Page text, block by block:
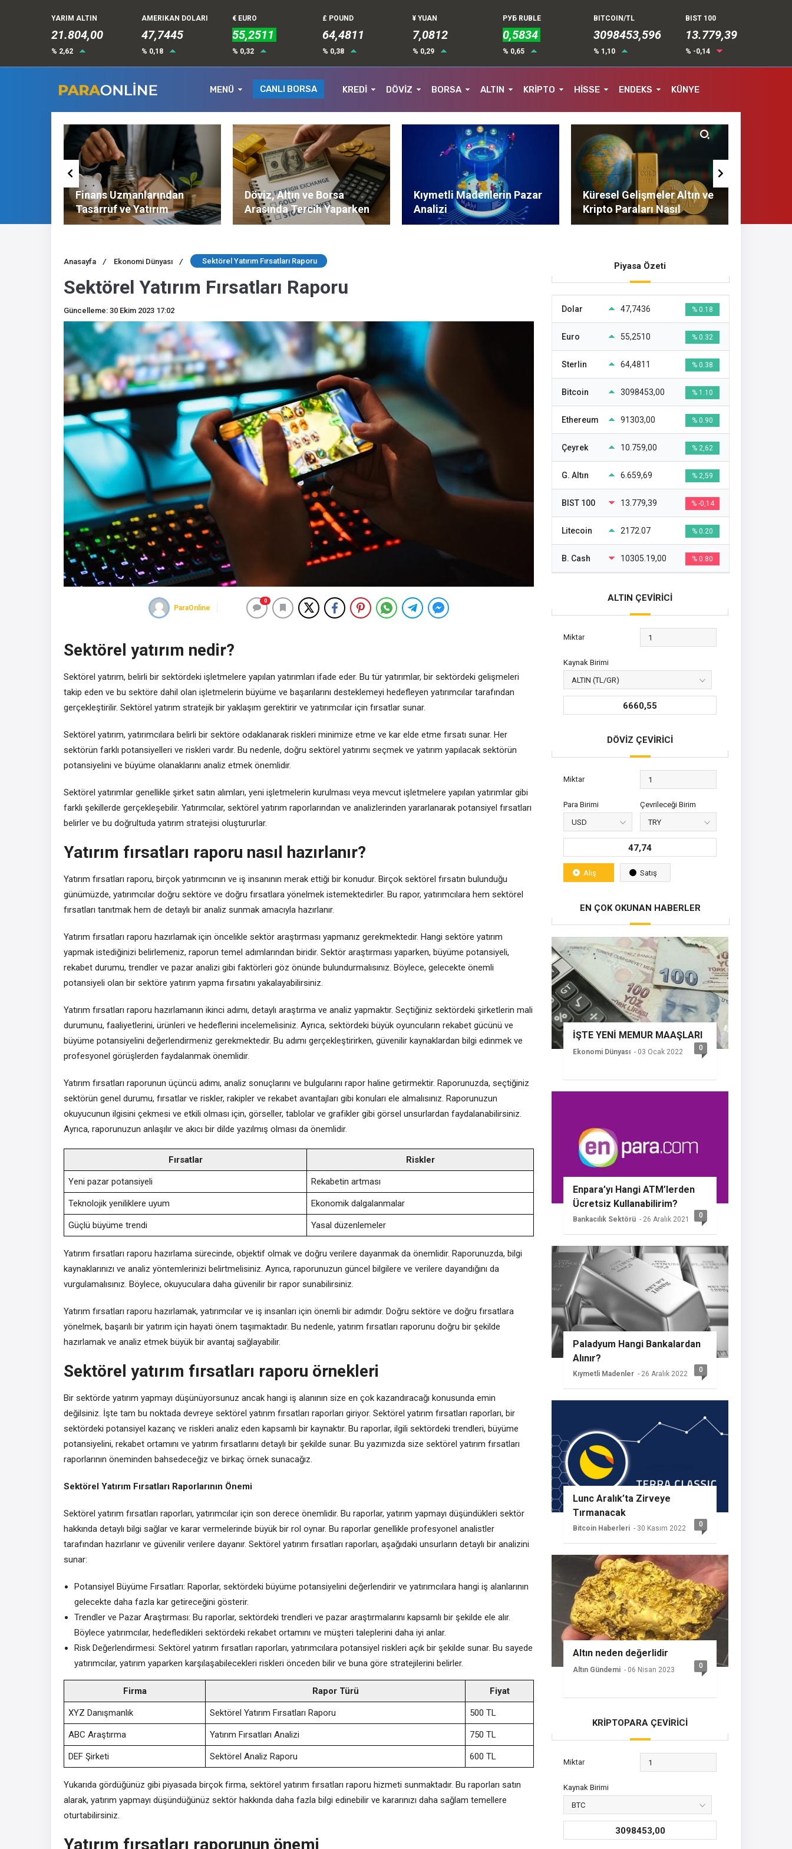
YARIM ALTIN
21.804,00
% 2,62
AMERIKAN DOLARI
47,7445
% 0,18
€ EURO
55,2511
% 0,32
£ POUND
64,4811
% 0,38
¥ YUAN
7,0812
% 0,29
РУБ RUBLE
0,5834
% 0,65
BITCOIN/TL
3098453,596
% 1,10
BIST 100
13.779,39
% -0,14
MENÜ CANLI BORSA KREDİ DÖVİZ BORSA ALTIN KRİPTO HİSSE ENDEKS KÜNYE
Finans Uzmanlarından
Tasarruf ve Yatırım
Tavsiyeleri
Döviz, Altın ve Borsa
Arasında Tercih Yaparken
Nelere Dikkat Edilmeli?
Kıymetli Madenlerin Pazar
Analizi
Küresel Gelişmeler Altın ve
Kripto Paraları Nasıl
Etkiliyor?
Anasayfa / Ekonomi Dünyası / Sektörel Yatırım Fırsatları Raporu
Sektörel Yatırım Fırsatları Raporu
Güncelleme: 30 Ekim 2023 17:02
ParaOnline
0
Sektörel yatırım nedir?
Sektörel yatırım, belirli bir sektördeki işletmelere yapılan yatırımları ifade eder. Bu tür yatırımlar, bir sektördeki gelişmeleri
takip eden ve bu sektöre dahil olan işletmelerin büyüme ve başarılarını desteklemeyi hedefleyen yatırımcılar tarafından
gerçekleştirilir. Sektörel yatırım stratejik bir yaklaşım gerektirir ve yatırımcılar için fırsatlar sunar.
Sektörel yatırım, yatırımcılara belirli bir sektöre odaklanarak riskleri minimize etme ve kar elde etme fırsatı sunar. Her
sektörün farklı potansiyelleri ve riskleri vardır. Bu nedenle, doğru sektörel yatırımı seçmek ve yatırım yapılacak sektörün
potansiyelini ve büyüme olanaklarını analiz etmek önemlidir.
Sektörel yatırımlar genellikle şirket satın alımları, yeni işletmelerin kurulması veya mevcut işletmelere yapılan yatırımlar gibi
farklı şekillerde gerçekleşebilir. Yatırımcılar, sektörel yatırım raporlarından ve analizlerinden yararlanarak potansiyel fırsatları
belirler ve bu doğrultuda yatırım stratejisi oluştururlar.
Yatırım fırsatları raporu nasıl hazırlanır?
Yatırım fırsatları raporu, birçok yatırımcının ve iş insanının merak ettiği bir konudur. Birçok sektörel fırsatın bulunduğu
günümüzde, yatırımcılar doğru sektöre ve doğru fırsatlara yönelmek istemektedirler. Bu rapor, yatırımcılara hem sektörel
fırsatları tanıtmak hem de detaylı bir analiz sunmak amacıyla hazırlanır.
Yatırım fırsatları raporu hazırlamak için öncelikle sektör araştırması yapmanız gerekmektedir. Hangi sektöre yatırım
yapmak istediğinizi belirlemeniz, raporun temel adımlarından biridir. Sektör araştırması yaparken, büyüme potansiyeli,
rekabet durumu, trendler ve pazar analizi gibi faktörleri göz önünde bulundurmalısınız. Böylece, gelecekte önemli
potansiyeli olan bir sektöre yatırım yapma fırsatını yakalayabilirsiniz.
Yatırım fırsatları raporu hazırlamanın ikinci adımı, detaylı araştırma ve analiz yapmaktır. Seçtiğiniz sektördeki şirketlerin mali
durumunu, faaliyetlerini, ürünleri ve hedeflerini incelemelisiniz. Ayrıca, sektördeki büyük oyuncuların rekabet gücünü ve
büyüme potansiyelini değerlendirmeniz gerekmektedir. Bu adımı gerçekleştirirken, güvenilir kaynaklardan bilgi edinmek ve
profesyonel görüşlerden faydalanmak önemlidir.
Yatırım fırsatları raporunun üçüncü adımı, analiz sonuçlarını ve bulgularını rapor haline getirmektir. Raporunuzda, seçtiğiniz
sektörün genel durumu, fırsatlar ve riskler, rakipler ve rekabet avantajları gibi konuları ele almalısınız. Raporunuzun
okuyucunun ilgisini çekmesi ve etkili olması için, görseller, tablolar ve grafikler gibi görsel unsurlardan faydalanabilirsiniz.
Ayrıca, raporunuzun anlaşılır ve akıcı bir dilde yazılmış olması da önemlidir.
Fırsatlar Riskler
Yeni pazar potansiyeli Rekabetin artması
Teknolojik yeniliklere uyum Ekonomik dalgalanmalar
Güçlü büyüme trendi Yasal düzenlemeler
Yatırım fırsatları raporu hazırlama sürecinde, objektif olmak ve doğru verilere dayanmak da önemlidir. Raporunuzda, bilgi
kaynaklarınızı ve analiz yöntemlerinizi belirtmelisiniz. Ayrıca, raporunuzun güncel bilgilere ve verilere dayandığını da
vurgulamalısınız. Böylece, okuyuculara daha güvenilir bir rapor sunabilirsiniz.
Yatırım fırsatları raporu hazırlamak, yatırımcılar ve iş insanları için önemli bir adımdır. Doğru sektöre ve doğru fırsatlara
yönelmek, başarılı bir yatırım için hayati önem taşımaktadır. Bu nedenle, yatırım fırsatları raporunu doğru bir şekilde
hazırlamak ve analiz etmek büyük bir avantaj sağlayabilir.
Sektörel yatırım fırsatları raporu örnekleri
Bir sektörde yatırım yapmayı düşünüyorsunuz ancak hangi iş alanının size en çok kazandıracağı konusunda emin
değilsiniz. İşte tam bu noktada devreye sektörel yatırım fırsatları raporları giriyor. Sektörel yatırım fırsatları raporları, bir
sektördeki potansiyel kazanç ve riskleri analiz eden kapsamlı bir kaynaktır. Bu raporlar, ilgili sektördeki trendleri, büyüme
potansiyelini, rekabet ortamını ve yatırım fırsatlarını detaylı bir şekilde sunar. Bu yazımızda size sektörel yatırım fırsatları
raporlarının öneminden bahsedeceğiz ve birkaç örnek sunacağız.
Sektörel Yatırım Fırsatları Raporlarının Önemi
Sektörel yatırım fırsatları raporları, yatırımcılar için son derece önemlidir. Bu raporlar, yatırım yapmayı düşündükleri sektör
hakkında detaylı bilgi sağlar ve karar vermelerinde büyük bir rol oynar. Bu raporlar genellikle profesyonel analistler
tarafından hazırlanır ve güvenilir verilere dayanır. Sektörel yatırım fırsatları raporları, aşağıdaki unsurların detaylı bir analizini
sunar:
Potansiyel Büyüme Fırsatları: Raporlar, sektördeki büyüme potansiyelini değerlendirir ve yatırımcılara hangi iş alanlarının
gelecekte daha fazla kar getireceğini gösterir.
Trendler ve Pazar Araştırması: Bu raporlar, sektördeki trendleri ve pazar araştırmalarını kapsamlı bir şekilde ele alır.
Böylece yatırımcılar, hedefledikleri sektördeki rekabet ortamını ve müşteri taleplerini daha iyi anlar.
Risk Değerlendirmesi: Sektörel yatırım fırsatları raporları, yatırımcılara potansiyel riskleri açık bir şekilde sunar. Bu sayede
yatırımcılar, yatırım yaparken karşılaşabilecekleri riskleri önceden bilir ve buna göre stratejilerini belirler.
Firma Rapor Türü Fiyat
XYZ Danışmanlık Sektörel Yatırım Fırsatları Raporu 500 TL
ABC Araştırma Yatırım Fırsatları Analizi 750 TL
DEF Şirketi Sektörel Analiz Raporu 600 TL
Yukarıda gördüğünüz gibi piyasada birçok firma, sektörel yatırım fırsatları raporu hizmeti sunmaktadır. Bu raporları satın
alarak, yatırım yapmayı düşündüğünüz sektör hakkında daha fazla bilgi edinebilir ve kararınızı daha sağlam temellere
oturtabilirsiniz.
Yatırım fırsatları raporunun önemi
Piyasa Özeti
Dolar 47,7436 % 0.18
Euro 55,2510 % 0.32
Sterlin 64,4811 % 0.38
Bitcoin 3098453,00 % 1.10
Ethereum 91303,00 % 0.90
Çeyrek 10.759,00 % 2,62
G. Altın 6.659,69 % 2,59
BIST 100 13.779,39 % -0,14
Litecoin 2172.07 % 0.20
B. Cash 10305.19,00 % 0.80
ALTIN ÇEVİRİCİ
Miktar
Kaynak Birimi
6660,55
DÖVİZ ÇEVİRİCİ
Miktar
Para Birimi Çevrileceği Birim
47,74
Alış Satış
EN ÇOK OKUNAN HABERLER
İŞTE YENİ MEMUR MAAŞLARI
Ekonomi Dünyası - 03 Ocak 2022 0
Enpara’yı Hangi ATM’lerden
Ücretsiz Kullanabilirim?
Bankacılık Sektörü - 26 Aralık 2021 0
Paladyum Hangi Bankalardan
Alınır?
Kıymetli Madenler - 26 Aralık 2022 0
Lunc Aralık’ta Zirveye
Tırmanacak
Bitcoin Haberleri - 30 Kasım 2022 0
Altın neden değerlidir
Altın Gündemi - 06 Nisan 2023 0
KRİPTOPARA ÇEVİRİCİ
Miktar
Kaynak Birimi
3098453,00